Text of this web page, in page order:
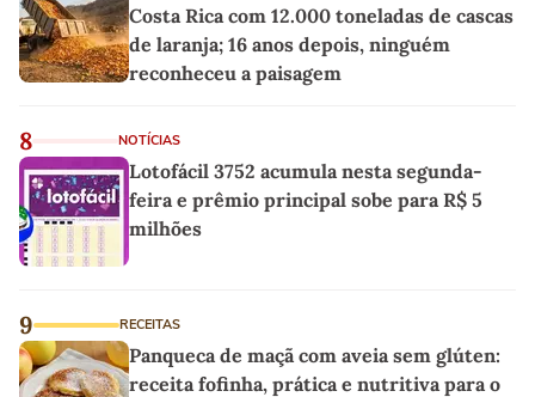
Costa Rica com 12.000 toneladas de cascas
de laranja; 16 anos depois, ninguém
reconheceu a paisagem
8 NOTÍCIAS
Lotofácil 3752 acumula nesta segunda-
feira e prêmio principal sobe para R$ 5
milhões
9 RECEITAS
Panqueca de maçã com aveia sem glúten:
receita fofinha, prática e nutritiva para o